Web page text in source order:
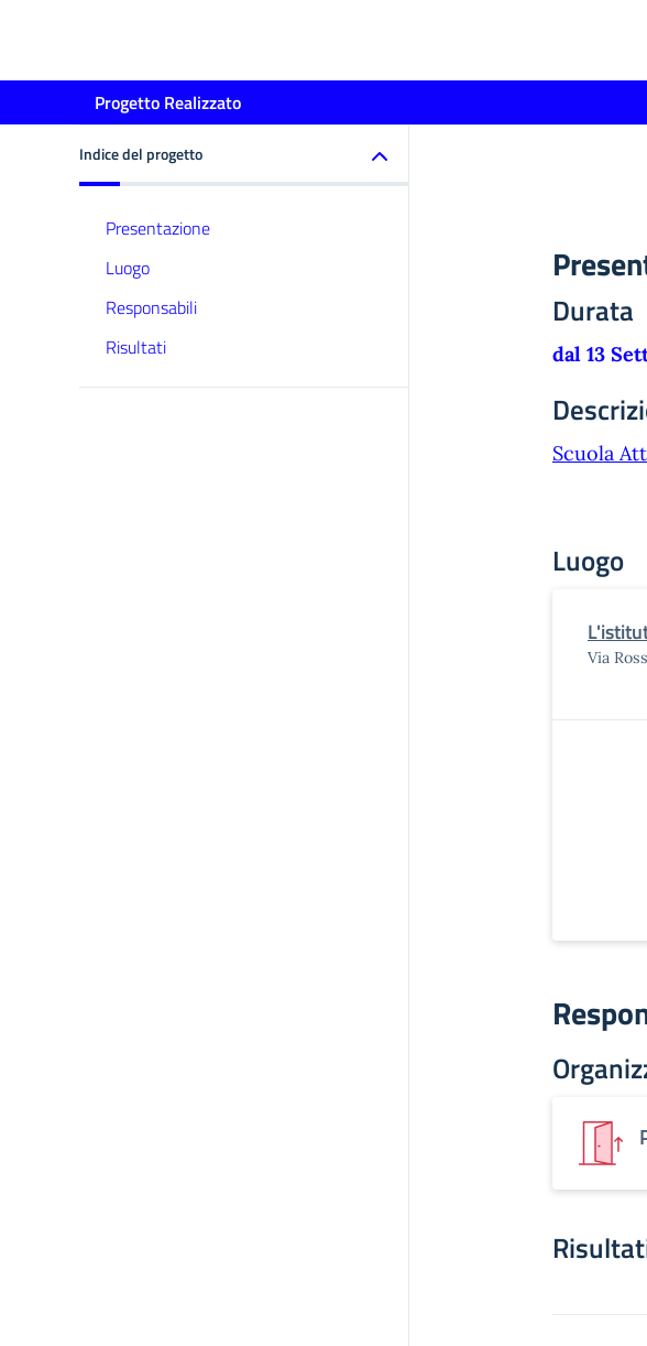
Progetto Realizzato
Indice del progetto
Presentazione
Luogo
Responsabili
Risultati
Durata
dal 13
Scuola
Luogo
Via